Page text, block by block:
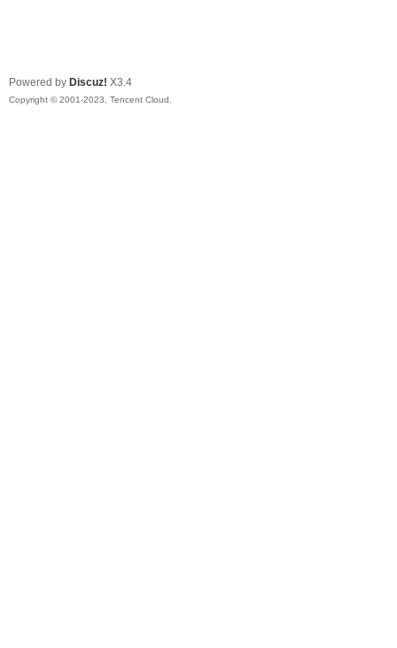
Powered by Discuz! X3.4
Copyright © 2001-2023, Tencent Cloud.